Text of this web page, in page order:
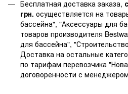
Бесплатная доставка заказа,
грн. осуществляется на
бассейна", "Аксессуары для
товаров производителя
для бассейна",
Доставка на остальные
по тарифам перевозчика
договоренности с